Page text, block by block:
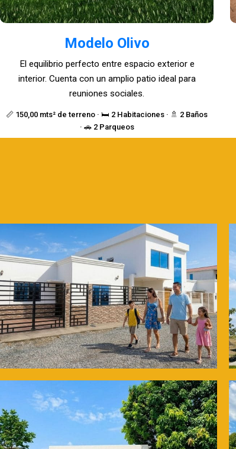
Modelo Olivo
📏 150,00 mts² de terreno · 🛏️ 2 Habitaciones · 🚿 2 Baños
· 🚗 2 Parqueos
El equilibrio perfecto entre espacio exterior e
interior. Cuenta con un amplio patio ideal para
reuniones sociales.